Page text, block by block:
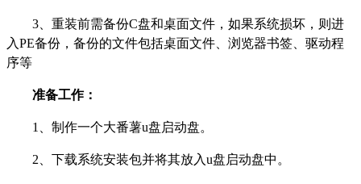
3、重装前需备份C盘和桌面文件，如果系统损坏，则进
入PE备份，备份的文件包括桌面文件、浏览器书签、驱动程
序等
准备工作：
1、制作一个大番薯u盘启动盘。
2、下载系统安装包并将其放入u盘启动盘中。